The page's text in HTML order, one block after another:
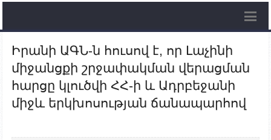
Իրանի ԱԳՆ-ն հուսով է, որ Լաչինի
միջանցքի շրջափակման վերացման
հարցը կլուծվի ՀՀ-ի և Ադրբեջանի
միջև երկխոսության ճանապարհով